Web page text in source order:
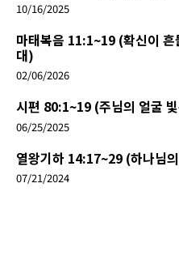
10/16/2025
마태복음 11:1~19 (확신이
대)
02/06/2026
시편 80:1~19 (주님의 얼굴
06/25/2025
열왕기하 14:17~29 (하나님
07/21/2024